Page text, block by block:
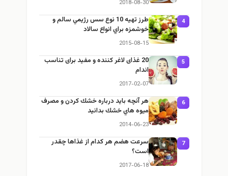
2018-08-30
4
طرز تهيه 10 نوع سس رژيمي سالم و
خوشمزه براي انواع سالاد
2015-08-15
5
20 غذای لاغر کننده و مفید برای تناسب
اندام
2017-02-07
6
هر آنچه بايد درباره خشك كردن و مصرف
ميوه هاي خشك بدانيد
2014-06-23
7
سرعت هضم هر کدام از غذاها چقدر
است؟
2017-06-18